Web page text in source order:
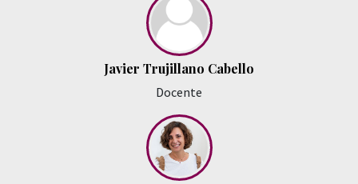
Javier Trujillano Cabello
Docente